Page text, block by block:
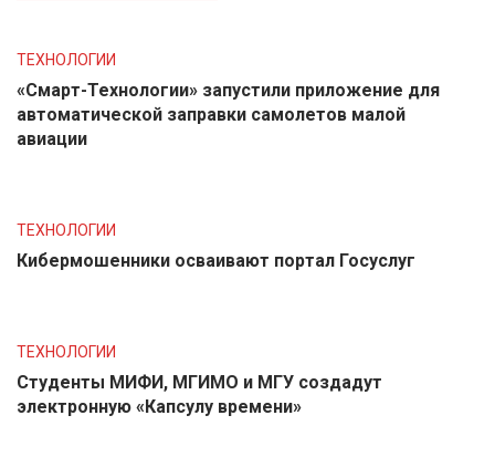
ТЕХНОЛОГИИ
«Смарт-Технологии» запустили приложение для
автоматической заправки самолетов малой
авиации
ТЕХНОЛОГИИ
Кибермошенники осваивают портал Госуслуг
ТЕХНОЛОГИИ
Студенты МИФИ, МГИМО и МГУ создадут
электронную «Капсулу времени»